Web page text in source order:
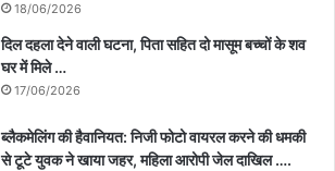
18/06/2026
दिल दहला देने वाली घटना, पिता सहित दो मासूम बच्चों के शव
घर में मिले …
17/06/2026
ब्लैकमेलिंग की हैवानियत: निजी फोटो वायरल करने की धमकी
से टूटे युवक ने खाया जहर, महिला आरोपी जेल दाखिल ….